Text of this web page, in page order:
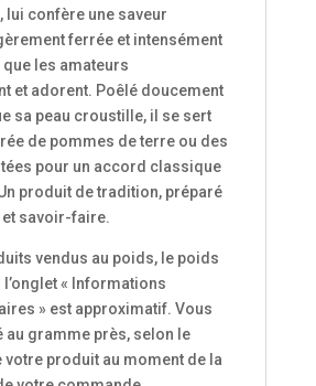
lui confère une saveur
ferrée et intensément
les amateurs
et adorent. Poêlé doucement
sa peau croustille, il se sert
de pommes de terre ou des
pour un accord classique
produit de tradition, préparé
et savoir-faire.
vendus au poids, le poids
« Informations
» est approximatif. Vous
au gramme près, selon le
votre produit au moment de la